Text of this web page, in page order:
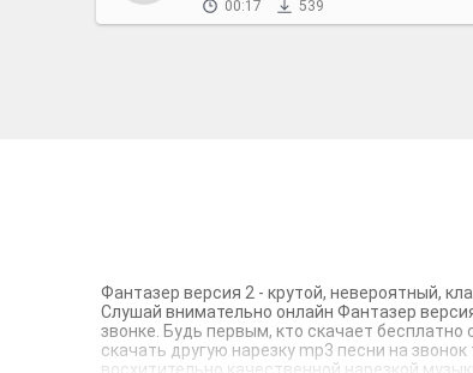
00:17 539
Фантазер версия 2 - крутой, невероятный,
Слушай внимательно онлайн Фантазер
звонке. Будь первым, кто скачает
скачать другую нарезку mp3 песни на